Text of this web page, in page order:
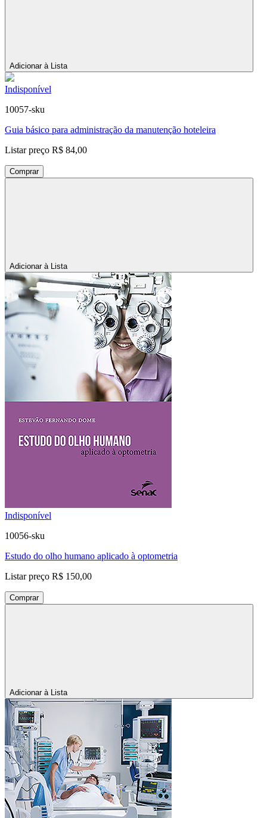
Adicionar à Lista
Indisponível
10057-sku
Guia básico para administração da manutenção hoteleira
Listar preço R$ 84,00
Comprar
Adicionar à Lista
Indisponível
10056-sku
Estudo do olho humano aplicado à optometria
Listar preço R$ 150,00
Comprar
Adicionar à Lista